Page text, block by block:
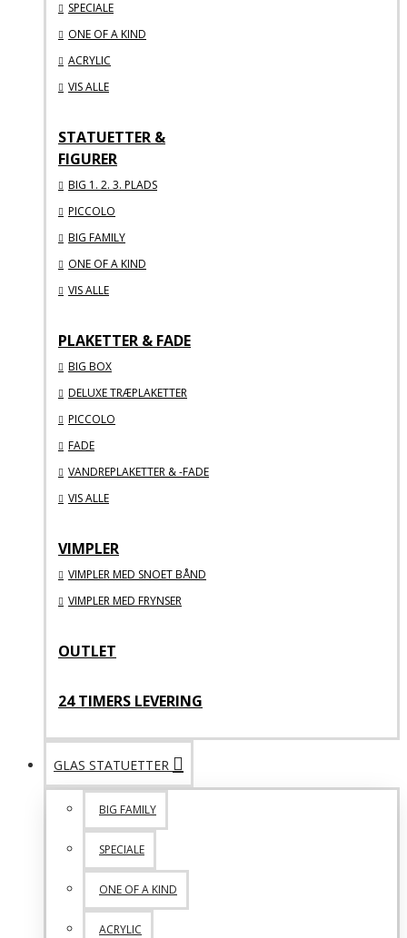
SPECIALE
ONE OF A KIND
ACRYLIC
VIS ALLE
STATUETTER &
FIGURER
BIG 1. 2. 3. PLADS
PICCOLO
BIG FAMILY
ONE OF A KIND
VIS ALLE
PLAKETTER & FADE
BIG BOX
DELUXE TRÆPLAKETTER
PICCOLO
FADE
VANDREPLAKETTER & -FADE
VIS ALLE
VIMPLER
VIMPLER MED SNOET BÅND
VIMPLER MED FRYNSER
OUTLET
24 TIMERS LEVERING
GLAS STATUETTER
BIG FAMILY
SPECIALE
ONE OF A KIND
ACRYLIC